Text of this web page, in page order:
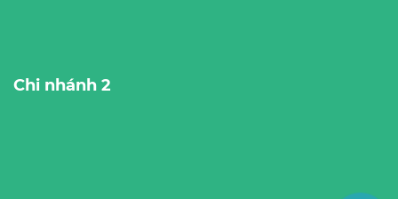
Chi nhánh 2